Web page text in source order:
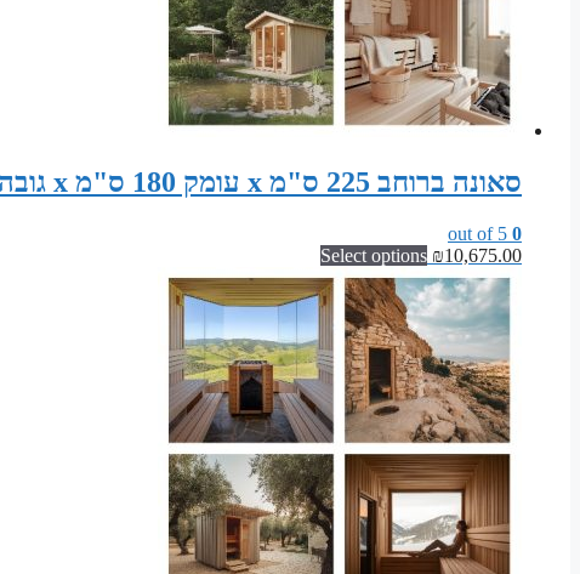
סאונה ברוחב 225 ס"מ x עומק 180 ס"מ x גובה 200 ס"מ | ערכת מודולרית לסאונה פינית
0
₪10,675.00
Select options